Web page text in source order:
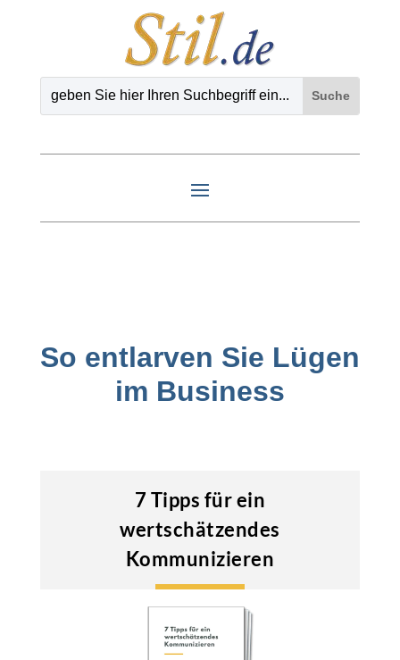
So entlarven Sie Lügen
im Business